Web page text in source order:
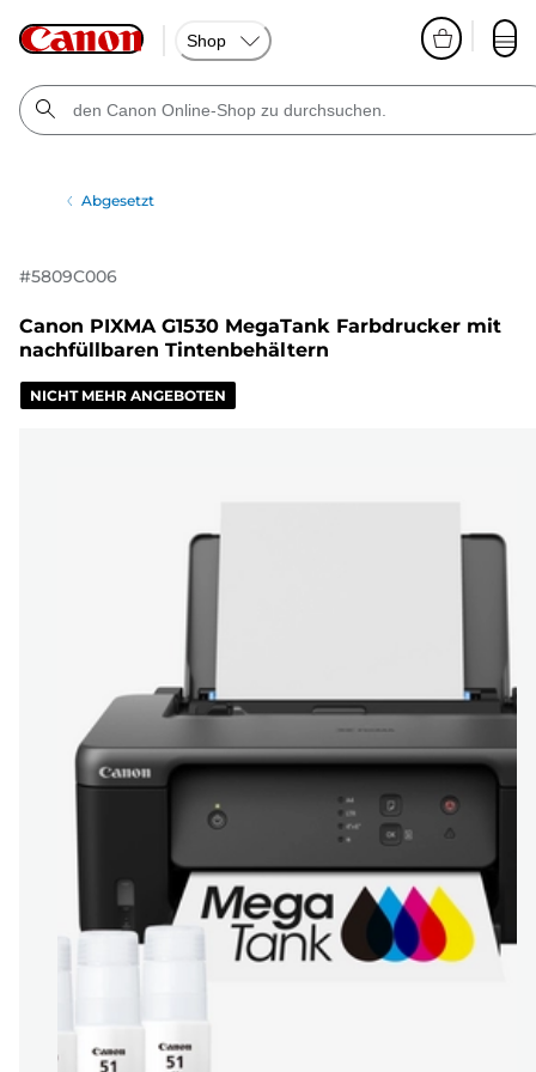
Shop
Abgesetzt
#5809C006
Canon PIXMA G1530 MegaTank Farbdrucker mit
nachfüllbaren Tintenbehältern
NICHT MEHR ANGEBOTEN